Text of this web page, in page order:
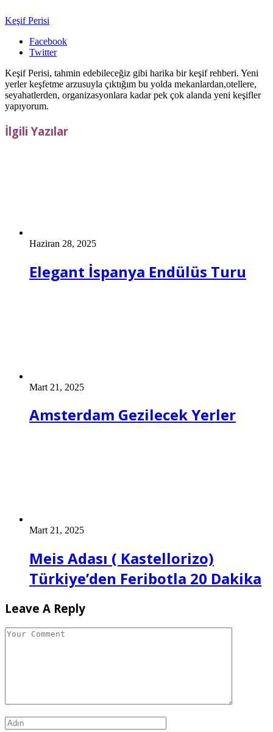
Keşif Perisi
Facebook
Twitter
Keşif Perisi, tahmin edebileceğiz gibi harika bir keşif rehberi. Yeni
yerler keşfetme arzusuyla çıktığım bu yolda mekanlardan,otellere,
seyahatlerden, organizasyonlara kadar pek çok alanda yeni keşifler
yapıyorum.
İlgili Yazılar
Haziran 28, 2025
Elegant İspanya Endülüs Turu
Mart 21, 2025
Amsterdam Gezilecek Yerler
Mart 21, 2025
Meis Adası ( Kastellorizo)
Türkiye’den Feribotla 20 Dakika
Leave A Reply